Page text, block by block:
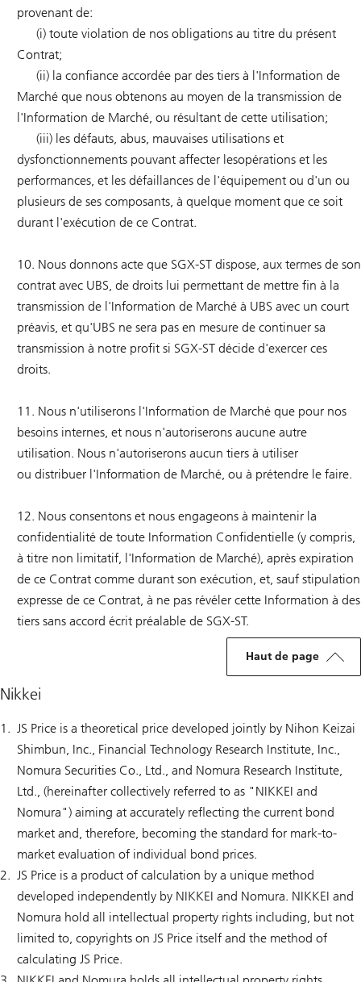
provenant de:
(i) toute violation de nos obligations au titre du présent
Contrat;
(ii) la confiance accordée par des tiers à l'Information de
Marché que nous obtenons au moyen de la transmission de
l'Information de Marché, ou résultant de cette utilisation;
(iii) les défauts, abus, mauvaises utilisations et
dysfonctionnements pouvant affecter lesopérations et les
performances, et les défaillances de l'équipement ou d'un ou
plusieurs de ses composants, à quelque moment que ce soit
durant l'exécution de ce Contrat.
10. Nous donnons acte que SGX-ST dispose, aux termes de son
contrat avec UBS, de droits lui permettant de mettre fin à la
transmission de l'Information de Marché à UBS avec un court
préavis, et qu'UBS ne sera pas en mesure de continuer sa
transmission à notre profit si SGX-ST décide d'exercer ces
droits.
11. Nous n'utiliserons l'Information de Marché que pour nos
besoins internes, et nous n'autoriserons aucune autre
utilisation. Nous n'autoriserons aucun tiers à utiliser
ou distribuer l'Information de Marché, ou à prétendre le faire.
12. Nous consentons et nous engageons à maintenir la
confidentialité de toute Information Confidentielle (y compris,
à titre non limitatif, l'Information de Marché), après expiration
de ce Contrat comme durant son exécution, et, sauf stipulation
expresse de ce Contrat, à ne pas révéler cette Information à des
tiers sans accord écrit préalable de SGX-ST.
Haut de page
Nikkei
JS Price is a theoretical price developed jointly by Nihon Keizai
Shimbun, Inc., Financial Technology Research Institute, Inc.,
Nomura Securities Co., Ltd., and Nomura Research Institute,
Ltd., (hereinafter collectively referred to as "NIKKEI and
Nomura") aiming at accurately reflecting the current bond
market and, therefore, becoming the standard for mark-to-
market evaluation of individual bond prices.
JS Price is a product of calculation by a unique method
developed independently by NIKKEI and Nomura. NIKKEI and
Nomura hold all intellectual property rights including, but not
limited to, copyrights on JS Price itself and the method of
calculating JS Price.